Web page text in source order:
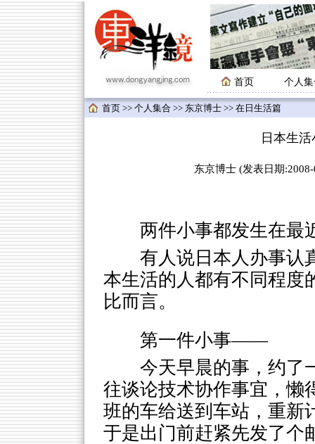
首页 个人
首页 >> 个人集合 >> 东京博士 >> 在日生活篇
日本生
东京博士 (发表日期
两件小事都发生在最
有人说日本人办事认
本生活的人都有不同程度
比而言。
第一件小事——
今天早晨的事，约了
往谈论技术协作事宜，懒
班的车给送到车站，重新
于是出门前赶紧先发了个